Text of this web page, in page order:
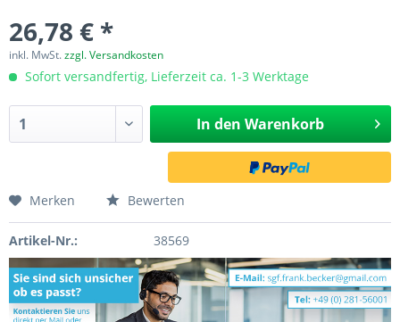
26,78 € *
inkl. MwSt.zzgl. Versandkosten
Sofort versandfertig, Lieferzeit ca. 1-3 Werktage
In den Warenkorb
Merken Bewerten
Artikel-Nr.: 38569